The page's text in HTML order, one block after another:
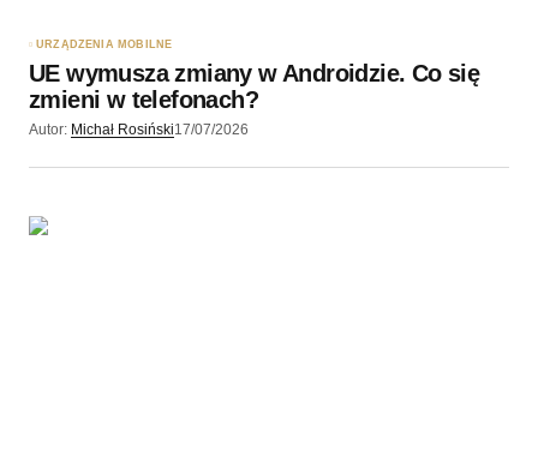
URZĄDZENIA MOBILNE
UE wymusza zmiany w Androidzie. Co się
zmieni w telefonach?
Autor: Michał Rosiński17/07/2026